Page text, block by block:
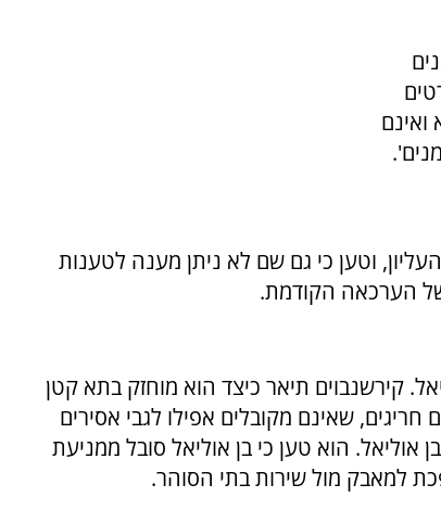
וטען כי גם שם לא ניתן מענה לטענות
הערכאה הקודמת.
קירשנבוים תיאר כיצד הוא מוחזק בתא קטן
שאינם מקובלים אפילו לגבי אסירים
הוא טען כי בן אוליאל סובל ממניעת
למאבק מול שירות בתי הסוהר.